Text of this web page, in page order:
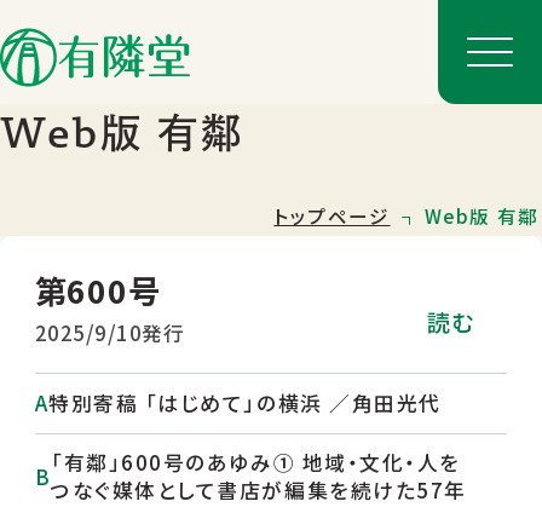
店舗一覧
店舗のご案内
Web版 有鄰
トップページ Web版 有鄰
第600号
2025/9/10発行 読む
特別寄稿 「はじめて」の横浜 ／角田光代
「有鄰」600号のあゆみ① 地域・文化・人を
つなぐ媒体として書店が編集を続けた57年